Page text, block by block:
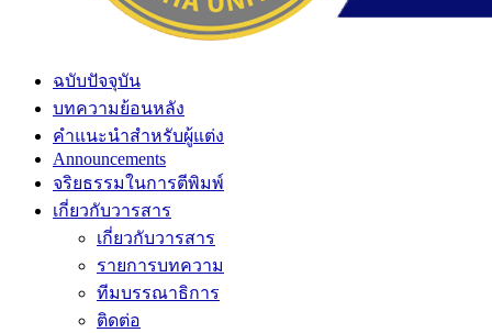
ฉบับปัจจุบัน
บทความย้อนหลัง
คำแนะนำสำหรับผู้แต่ง
Announcements
จริยธรรมในการตีพิมพ์
เกี่ยวกับวารสาร
เกี่ยวกับวารสาร
รายการบทความ
ทีมบรรณาธิการ
ติดต่อ